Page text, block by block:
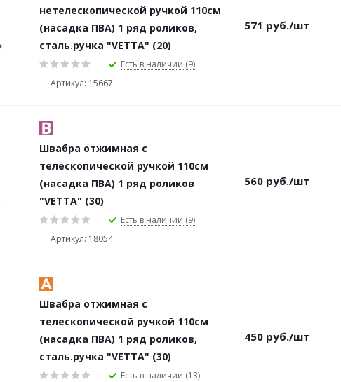
нетелескопической ручкой 110см
(насадка ПВА) 1 ряд роликов,
сталь.ручка "VETTA" (20)
Есть в наличии (9)
Артикул: 15667
571 руб./шт
Швабра отжимная с
телескопической ручкой 110см
(насадка ПВА) 1 ряд роликов
"VETTA" (30)
Есть в наличии (9)
Артикул: 18054
560 руб./шт
Швабра отжимная с
телескопической ручкой 110см
(насадка ПВА) 1 ряд роликов,
сталь.ручка "VETTA" (30)
Есть в наличии (13)
450 руб./шт